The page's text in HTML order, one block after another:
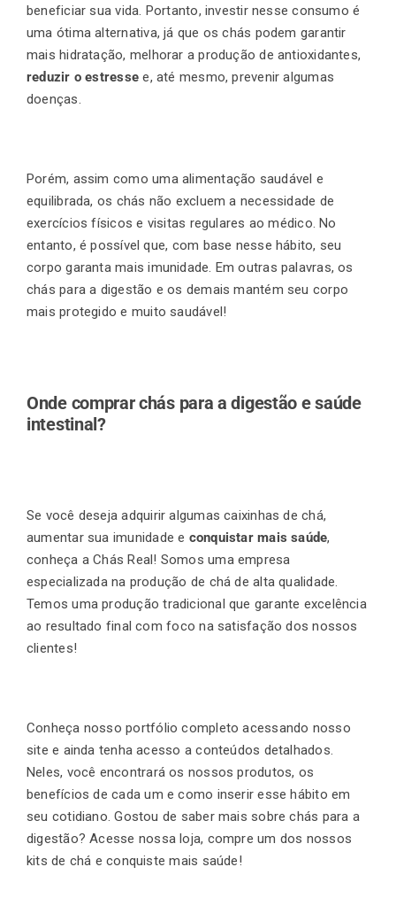
beneficiar sua vida. Portanto, investir nesse consumo é
uma ótima alternativa, já que os chás podem garantir
mais hidratação, melhorar a produção de antioxidantes,
reduzir o estresse e, até mesmo, prevenir algumas
doenças.
Porém, assim como uma alimentação saudável e
equilibrada, os chás não excluem a necessidade de
exercícios físicos e visitas regulares ao médico. No
entanto, é possível que, com base nesse hábito, seu
corpo garanta mais imunidade. Em outras palavras, os
chás para a digestão e os demais mantém seu corpo
mais protegido e muito saudável!
Onde comprar chás para a digestão e saúde
intestinal?
Se você deseja adquirir algumas caixinhas de chá,
aumentar sua imunidade e conquistar mais saúde,
conheça a Chás Real! Somos uma empresa
especializada na produção de chá de alta qualidade.
Temos uma produção tradicional que garante excelência
ao resultado final com foco na satisfação dos nossos
clientes!
Conheça nosso portfólio completo acessando nosso
site e ainda tenha acesso a conteúdos detalhados.
Neles, você encontrará os nossos produtos, os
benefícios de cada um e como inserir esse hábito em
seu cotidiano. Gostou de saber mais sobre chás para a
digestão? Acesse nossa loja, compre um dos nossos
kits de chá e conquiste mais saúde!